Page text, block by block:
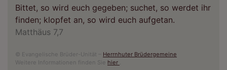
Bittet, so wird euch gegeben; suchet, so werdet ihr
finden; klopfet an, so wird euch aufgetan.
Matthäus 7,7
© Evangelische Brüder-Unität – Herrnhuter Brüdergemeine
Weitere Informationen finden Sie hier .